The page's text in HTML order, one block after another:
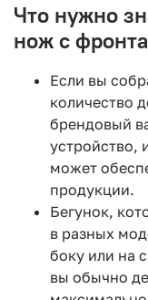
Что нужно
нож с
Если вы
количество
брендовый
устройство,
может
продукции.
Бегунок,
в разных
боку или на
вы обычно